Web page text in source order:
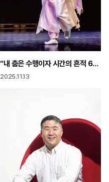
“내 춤은 수행이자 시간의 흔적 60년 전 K-컬처 상징은 전통 춤이었다”
2025.11.13